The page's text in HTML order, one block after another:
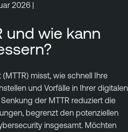
2026 |
und wie kann
misst, wie schnell Ihre
und Vorfälle in Ihrer digitalen
der MTTR reduziert die
begrenzt den potenziellen
insgesamt. Möchten